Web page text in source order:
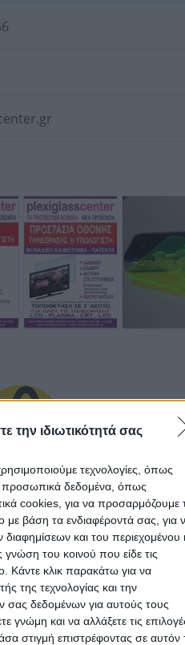
την ιδιωτικότητά σας
τεχνολογίες, όπως
προσωπικά δεδομένα, όπως
cookies, για να προσαρμόζουμε
με βάση τα ενδιαφέροντά σας, για
και του περιεχομένου
του κοινού που είδε τις
Κάντε κλικ παρακάτω για να
της τεχνολογίας και την
δεδομένων για αυτούς τους
γνώμη και να αλλάξετε τις
στιγμή επιστρέφοντας σε αυτόν
any reviews yet
any reviews yet. Be the
and help other users